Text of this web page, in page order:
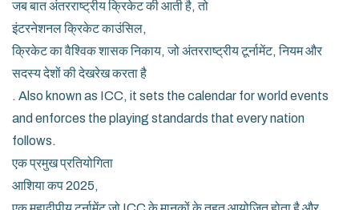
जब बात अंतरराष्ट्रीय क्रिकेट की आती है, तो
इंटरनेशनल क्रिकेट काउंसिल,
क्रिकेट का वैश्विक शासक निकाय, जो अंतरराष्ट्रीय टूर्नामेंट, नियम और
सदस्य देशों की देखरेख करता है
. Also known as ICC, it sets the calendar for world events
and enforces the playing standards that every nation
follows.
एक प्रमुख प्रतियोगिता
आशिया कप 2025,